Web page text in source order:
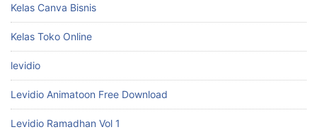
Kelas Canva Bisnis
Kelas Toko Online
levidio
Levidio Animatoon Free Download
Levidio Ramadhan Vol 1